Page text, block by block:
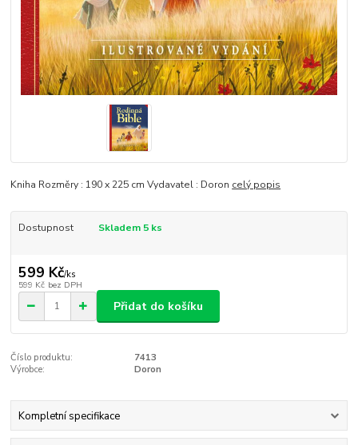
Kniha Rozměry : 190 x 225 cm Vydavatel : Doron celý popis
Dostupnost Skladem 5 ks
599 Kč/ks
599 Kč bez DPH
Přidat do košíku
Číslo produktu:
7413
Výrobce:
Doron
Kompletní specifikace